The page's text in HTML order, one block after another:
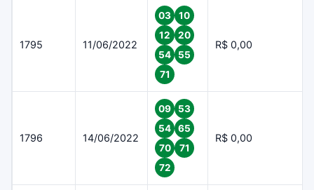
1795 11/06/2022
03
10
12
20
54
55
71
R$ 0,00
1796 14/06/2022
09
53
54
65
70
71
72
R$ 0,00